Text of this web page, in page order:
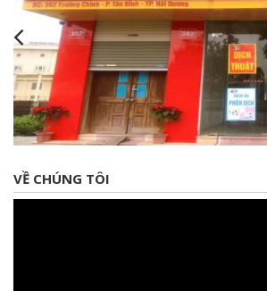
VỀ CHÚNG TÔI